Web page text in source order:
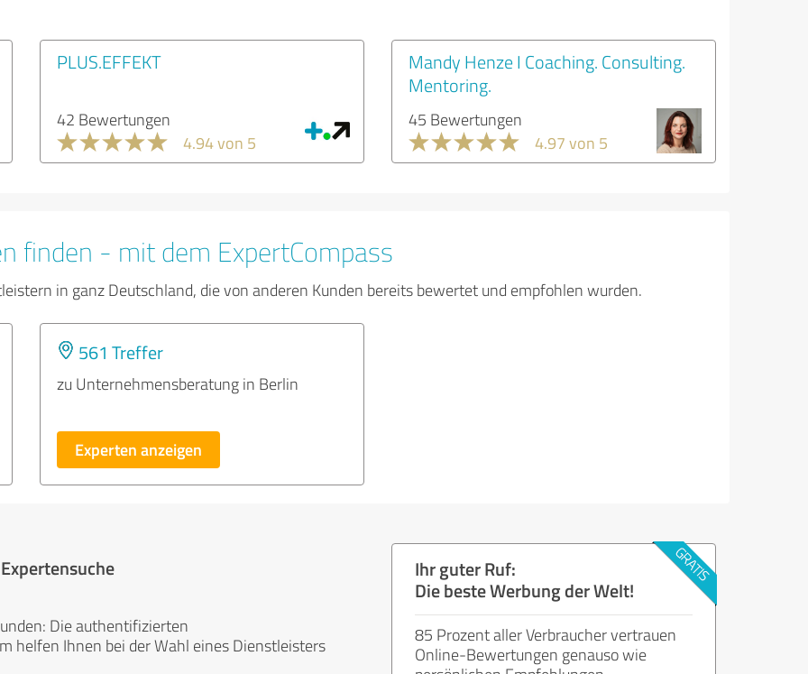
PLUS.EFFEKT
42 Bewertungen
4.94 von 5
Mandy Henze I Coaching. Consulting.
Mentoring.
45 Bewertungen
4.97 von 5
finden - mit dem ExpertCompass
in ganz Deutschland, die von anderen Kunden bereits bewertet und empfohlen wurden.
561 Treffer
zu Unternehmensberatung in Berlin
Experten anzeigen
Die authentifizierten
helfen Ihnen bei der Wahl eines Dienstleisters
Ihr guter Ruf:
Die beste Werbung der Welt!
85 Prozent aller Verbraucher vertrauen
Online-Bewertungen genauso wie